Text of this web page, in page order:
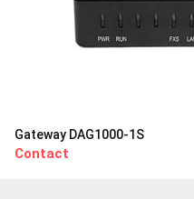
Gateway DAG1000-1S
Contact